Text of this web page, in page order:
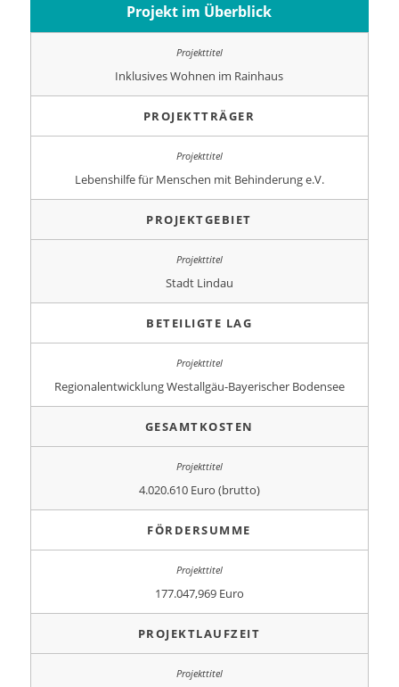
Projekt im Überblick
Inklusives Wohnen im Rainhaus
PROJEKTTRÄGER
Lebenshilfe für Menschen mit Behinderung e.V.
PROJEKTGEBIET
Stadt Lindau
BETEILIGTE LAG
Regionalentwicklung Westallgäu-Bayerischer Bodensee
GESAMTKOSTEN
4.020.610 Euro (brutto)
FÖRDERSUMME
177.047,969 Euro
PROJEKTLAUFZEIT